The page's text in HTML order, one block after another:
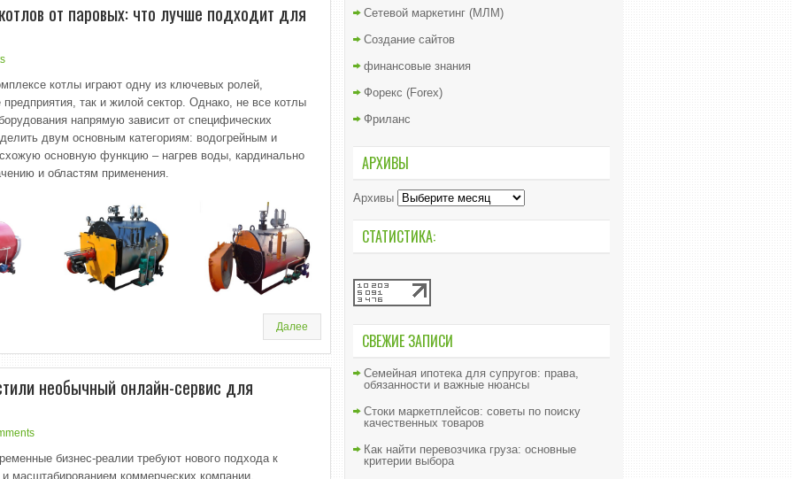
от паровых: что лучше подходит для
котлы играют одну из ключевых ролей,
так и жилой сектор. Однако, не все котлы
напрямую зависит от специфических
двум основным категориям: водогрейным и
основную функцию – нагрев воды, кардинально
и областям применения.
Далее
необычный онлайн-сервис для
бизнес-реалии требуют нового подхода к
масштабированием коммерческих компании.
Сетевой маркетинг (МЛМ)
Создание сайтов
финансовые знания
Форекс (Forex)
Фриланс
АРХИВЫ
Архивы
СТАТИСТИКА:
СВЕЖИЕ ЗАПИСИ
Семейная ипотека для супругов: права,
обязанности и важные нюансы
Стоки маркетплейсов: советы по поиску
качественных товаров
Как найти перевозчика груза: основные
критерии выбора